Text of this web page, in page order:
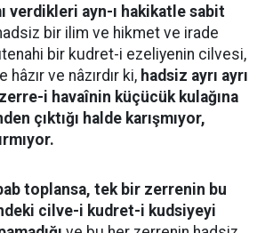
verdikleri ayn-ı hakikatle sabit
bir ilim ve hikmet ve irade
bir kudret-i ezeliyenin cilvesi,
ve nâzırdır ki, hadsiz ayrı ayrı
i havaînin küçücük kulağına
çıktığı halde karışmıyor,
toplansa, tek bir zerrenin bu
cilve-i kudret-i kudsiyeyi